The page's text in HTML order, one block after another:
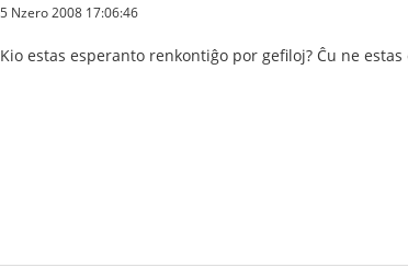
5 Nzero 2008 17:06:46
Kio estas esperanto renkontiĝo por gefiloj? Ĉu ne